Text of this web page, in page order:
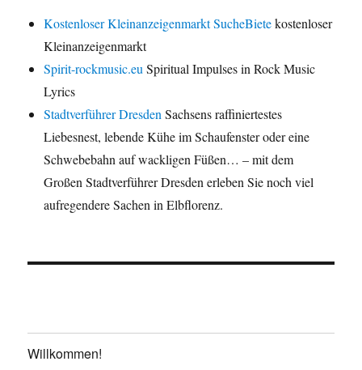
Kostenloser Kleinanzeigenmarkt SucheBietekostenloser
Kleinanzeigenmarkt
Spirit-rockmusic.eu Spiritual Impulses in Rock Music
Lyrics
Stadtverführer Dresden Sachsens raffiniertestes
Liebesnest, lebende Kühe im Schaufenster oder eine
Schwebebahn auf wackligen Füßen… – mit dem
Großen Stadtverführer Dresden erleben Sie noch viel
aufregendere Sachen in Elbflorenz.
Willkommen!